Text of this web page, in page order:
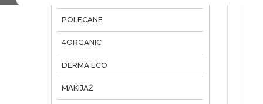
POLECANE
4ORGANIC
DERMA ECO
MAKIJAŻ